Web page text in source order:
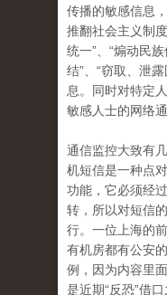
传播的敏感信息
推翻社会主义制
统一”、“煽动民
结”、“窃取、泄
息。同时对特定
敏感人士的网络通
通信监控大致有
机短信是一种点
功能，它必须经
转，所以对短信
行。一位上海的
有机房都有公安
例，因为内容里
是近期“反恐”借